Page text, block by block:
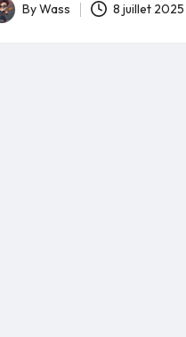
ByWass 8 juillet 2025